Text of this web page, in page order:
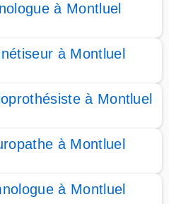
à Montluel
à Montluel
à Montluel
à Montluel
à Montluel